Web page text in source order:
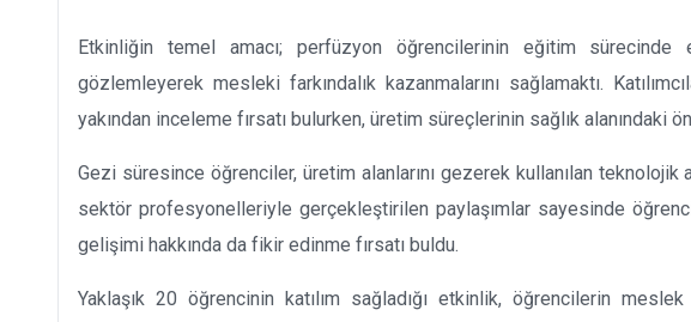
Etkinliğin temel amacı; perfüzyon öğrencilerinin eğitim
gözlemleyerek mesleki farkındalık kazanmalarını sağlamaktı.
yakından inceleme fırsatı bulurken, üretim süreçlerinin sağlık alanındaki
Gezi süresince öğrenciler, üretim alanlarını gezerek kullanılan teknolojik
sektör profesyonelleriyle gerçekleştirilen paylaşımlar sayesinde
gelişimi hakkında da fikir edinme fırsatı buldu.
Yaklaşık 20 öğrencinin katılım sağladığı etkinlik, öğrencilerin meslek